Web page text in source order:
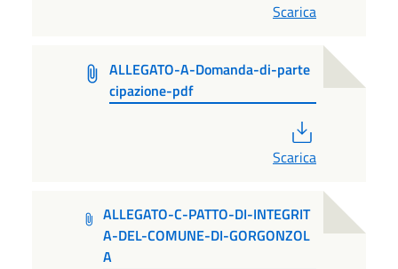
Scarica
ALLEGATO-A-Domanda-di-parte
cipazione-pdf
Scarica
ALLEGATO-C-PATTO-DI-INTEGRIT
A-DEL-COMUNE-DI-GORGONZOL
A